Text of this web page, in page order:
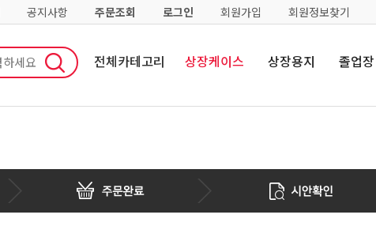
공지사항 주문조회 로그인 회원가입 회원정보찾기
전체카테고리 상장케이스 상장용지 졸업장